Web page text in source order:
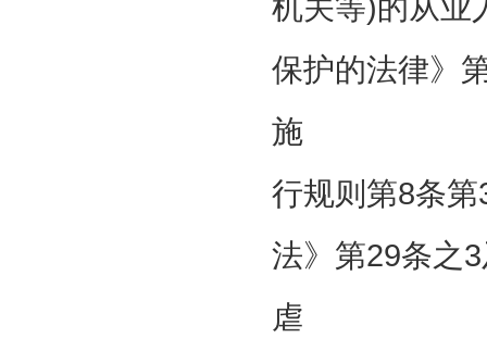
机关等)的从业
保护的法律》
施
行规则第8条
法》第29条之
虐